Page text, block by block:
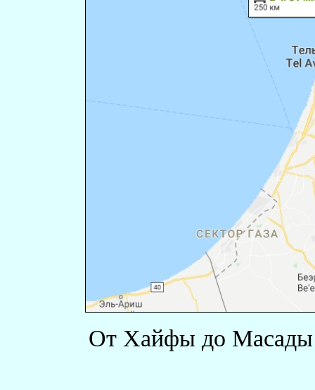
От Хайфы до Масады